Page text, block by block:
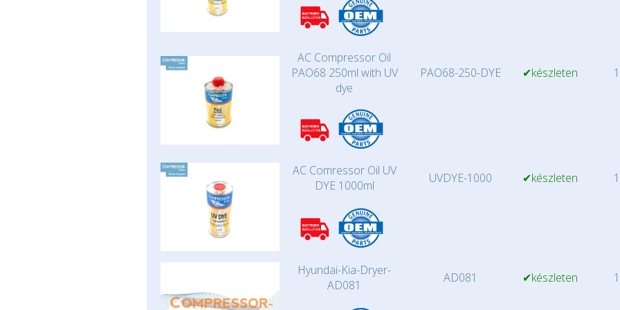
AC Compressor Oil
PAO68 250ml with UV
dye
PAO68-250-DYE ✔készleten
AC Comressor Oil UV
DYE 1000ml
UVDYE-1000 ✔készleten
Hyundai-Kia-Dryer-
AD081
AD081 ✔készleten